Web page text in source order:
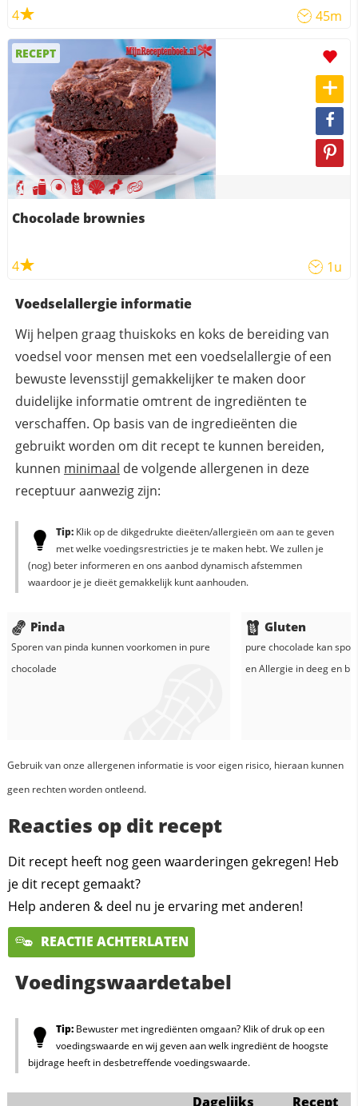
4
45m
RECEPT
Chocolade brownies
4 1u
Voedselallergie informatie
Wij helpen graag thuiskoks en koks de bereiding van
voedsel voor mensen met een voedselallergie of een
bewuste levensstijl gemakkelijker te maken door
duidelijke informatie omtrent de ingrediënten te
verschaffen. Op basis van de ingredieënten die
gebruikt worden om dit recept te kunnen bereiden,
kunnen minimaal de volgende allergenen in deze
receptuur aanwezig zijn:
Tip:Klik op de dikgedrukte dieëten/allergieën om aan te geven
met welke voedingsrestricties je te maken hebt. We zullen je
(nog) beter informeren en ons aanbod dynamisch afstemmen
waardoor je je dieët gemakkelijk kunt aanhouden.
Pinda
Sporen van pinda kunnen voorkomen in pure
chocolade
Gluten
pure chocolade kan
enAllergie indeegen
Gebruik van onze allergenen informatie is voor eigen risico, hieraan kunnen
geen rechten worden ontleend.
Reacties op dit recept
Dit recept heeft nog geen waarderingen gekregen! Heb
je dit recept gemaakt?
Help anderen & deel nu je ervaring met anderen!
REACTIE ACHTERLATEN
Voedingswaardetabel
Tip:Bewuster met ingrediënten omgaan? Klik of druk op een
voedingswaarde en wij geven aan welk ingrediënt de hoogste
bijdrage heeft in desbetreffende voedingswaarde.
Dagelijks Recept